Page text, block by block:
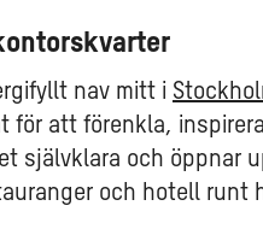
nav mitt i
att förenkla,
självklara och öppnar
och hotell runt